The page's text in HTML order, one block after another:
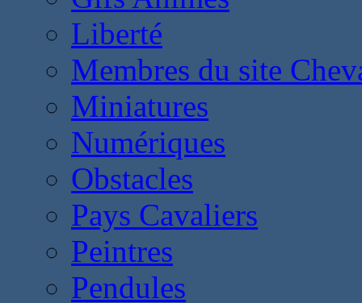
Liberté
Membres du site
Miniatures
Numériques
Obstacles
Pays Cavaliers
Peintres
Pendules